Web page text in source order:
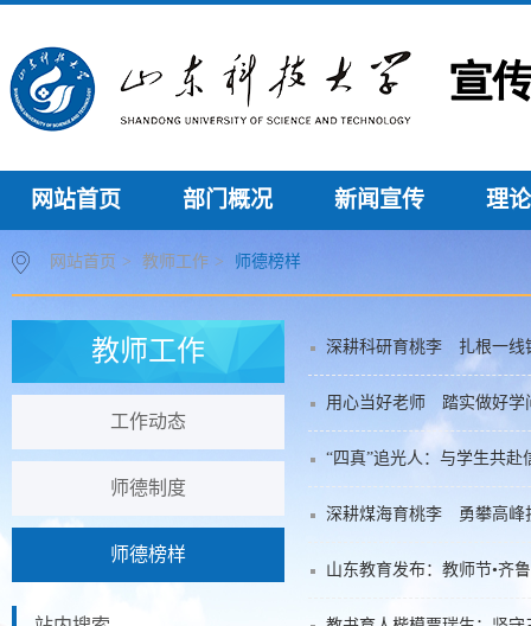
网站首页 部门概况 新闻宣传 理
网站首页 > 教师工作 > 师德榜样
教师工作
工作动态
师德制度
师德榜样
深耕科研育桃李 扎根一线
用心当好老师 踏实做好学
“四真”追光人：与学生共
深耕煤海育桃李 勇攀高峰
山东教育发布：教师节•齐